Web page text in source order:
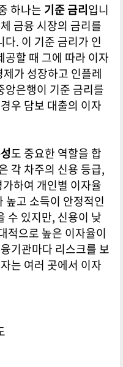
하나는 기준 금리입니
금융 시장의 금리를
. 이 기준 금리가 인
할 때 그에 따라 이자
가 성장하고 인플레
앙은행이 기준 금리를
우 담보 대출의 이자
도 중요한 역할을 합
각 차주의 신용 등급,
하여 개인별 이자율
높고 소득이 안정적인
수 있지만, 신용이 낮
적으로 높은 이자율이
기관마다 리스크를 보
는 여러 곳에서 이자